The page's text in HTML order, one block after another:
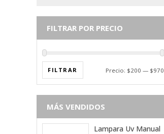
FILTRAR POR PRECIO
FILTRAR Precio: $200 — $970
MÁS VENDIDOS
Lampara Uv Manual